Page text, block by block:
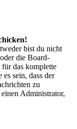
bist du nicht
die Board-
das komplette
sein, dass der
zu
Administrator,